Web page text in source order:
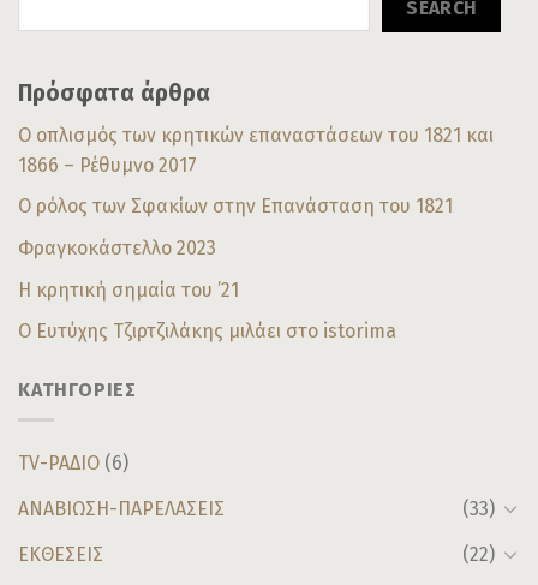
SEARCH
Πρόσφατα άρθρα
Ο οπλισμός των κρητικών επαναστάσεων του 1821 και
1866 – Ρέθυμνο 2017
Ο ρόλος των Σφακίων στην Επανάσταση του 1821
Φραγκοκάστελλο 2023
Η κρητική σημαία του ’21
Ο Ευτύχης Τζιρτζιλάκης μιλάει στο istorima
ΚΑΤΗΓΟΡΙΕΣ
TV-ΡΑΔΙΟ (6)
ΑΝΑΒΙΩΣΗ-ΠΑΡΕΛΑΣΕΙΣ
(33)
ΕΚΘΕΣΕΙΣ
(22)